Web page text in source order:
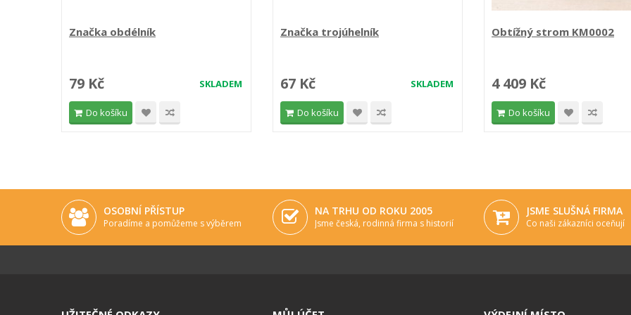
Značka obdélník
SKLADEM
79 Kč
Do košíku
Značka trojúhelník
SKLADEM
67 Kč
Do košíku
Obtížný strom KM0002
4 409 Kč
Do košíku
OSOBNÍ PŘÍSTUP
Poradíme a pomůžeme s výběrem
NA TRHU OD ROKU 2005
Jsme česká, rodinná firma s historií
JSME SLUŠNÁ FIRMA
Co naši zákazníci oceňují